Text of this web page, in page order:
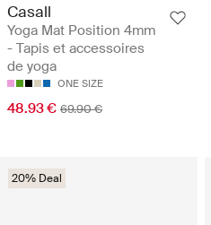
Casall
Yoga Mat Position 4mm
- Tapis et accessoires
de yoga
ONE SIZE
48.93 € 69.90 €
20% Deal